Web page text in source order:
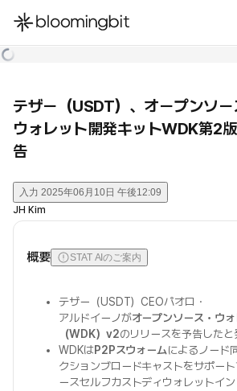
한국어
テザー（USDT）、オープンソー
ウォレット開発キットWDK第2
告
入力 2025年06月10日 午後12:09
JH Kim
概要 STAT AIのご案内
テザー（USDT）CEOパオロ・
アルドイーノがオープンソース・ウ
（WDK）v2のリリースを予告したと
WDKはP2Pスウォームによるノード
クションブロードキャストをサポー
ースセルフカストディウォレットイ